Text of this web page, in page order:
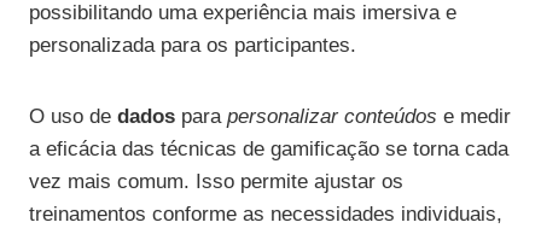
possibilitando uma experiência mais imersiva e
personalizada para os participantes.
O uso de dados para personalizar conteúdos e medir
a eficácia das técnicas de gamificação se torna cada
vez mais comum. Isso permite ajustar os
treinamentos conforme as necessidades individuais,